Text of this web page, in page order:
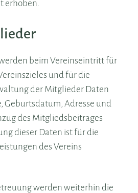
erhoben.
beim Vereinseintritt für
und für die
der Mitglieder Daten
Geburtsdatum, Adresse und
des Mitgliedsbeitrages
dieser Daten ist für die
des Vereins
werden weiterhin die